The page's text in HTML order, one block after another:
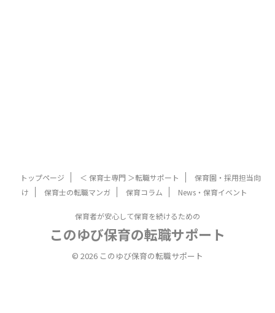
トップページ ＜ 保育士専門 ＞転職サポート
保育園・採用担当向
け
保育士の転職マンガ 保育コラム News・保育イベント
保育者が安心して保育を続けるための
このゆび保育の転職サポート
© 2026 このゆび保育の転職サポート